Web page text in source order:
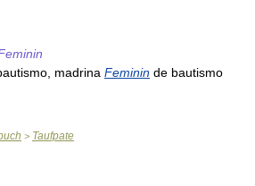
madrina Feminin de bautismo
> Taufpate